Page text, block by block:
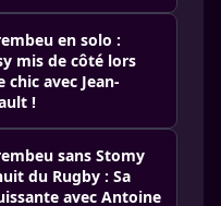
en solo :
mis de côté lors
chic avec Jean-
!
sans Stomy
du Rugby : Sa
avec Antoine